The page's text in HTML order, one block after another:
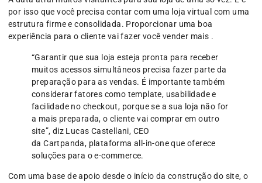
por isso que você precisa contar com uma loja virtual com uma
estrutura firme e consolidada. Proporcionar uma boa
experiência para o cliente vai fazer você vender mais .
“Garantir que sua loja esteja pronta para receber
muitos acessos simultâneos precisa fazer parte da
preparação para as vendas. É importante também
considerar fatores como template, usabilidade e
facilidade no checkout, porque se a sua loja não for
a mais preparada, o cliente vai comprar em outro
site”, diz Lucas Castellani, CEO
da Cartpanda, plataforma all-in-one que oferece
soluções para o e-commerce.
Com uma base de apoio desde o início da construção do site, o